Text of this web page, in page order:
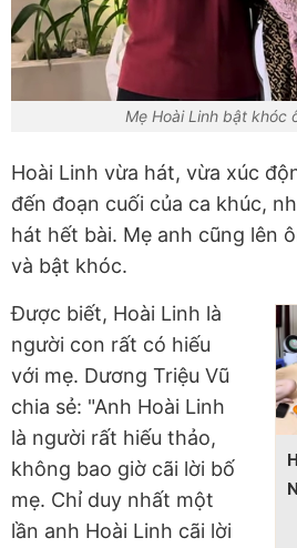
Mẹ Hoài Linh bật khóc
Hoài Linh vừa hát, vừa xúc
đến đoạn cuối của ca khúc,
hát hết bài. Mẹ anh cũng lên
và bật khóc.
Được biết, Hoài Linh là
người con rất có hiếu
với mẹ. Dương Triệu Vũ
chia sẻ: "Anh Hoài Linh
là người rất hiếu thảo,
không bao giờ cãi lời bố
mẹ. Chỉ duy nhất một
lần anh Hoài Linh cãi lời